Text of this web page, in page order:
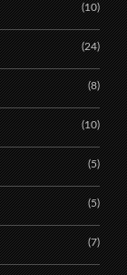
(10)
(24)
(8)
(10)
(5)
(5)
(7)